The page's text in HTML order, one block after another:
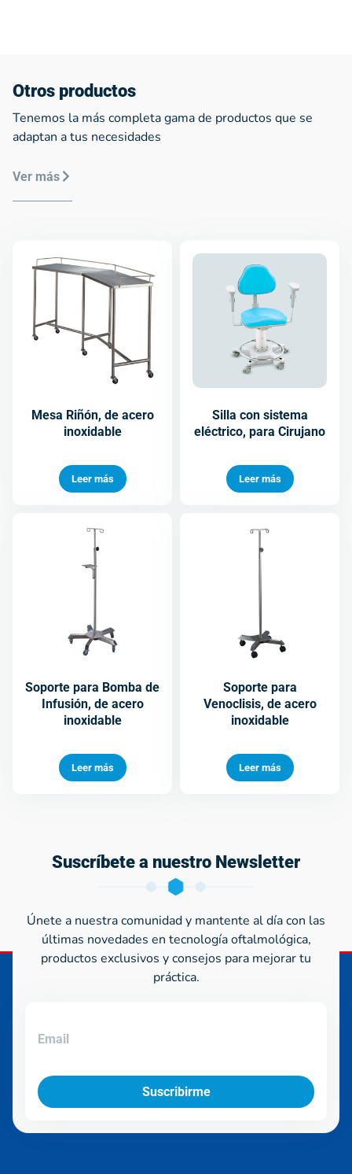
Otros productos
Tenemos la más completa gama de productos que se
adaptan a tus necesidades
Ver más
Mesa Riñón, de acero
inoxidable
Leer más
Silla con sistema
eléctrico, para Cirujano
Leer más
Soporte para Bomba de
Infusión, de acero
inoxidable
Leer más
Soporte para
Venoclisis, de acero
inoxidable
Leer más
Suscríbete a nuestro Newsletter
Únete a nuestra comunidad y mantente al día con las
últimas novedades en tecnología oftalmológica,
productos exclusivos y consejos para mejorar tu
práctica.
Suscribirme